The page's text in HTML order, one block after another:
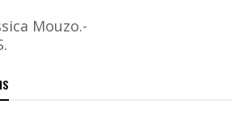
Mouzo.-